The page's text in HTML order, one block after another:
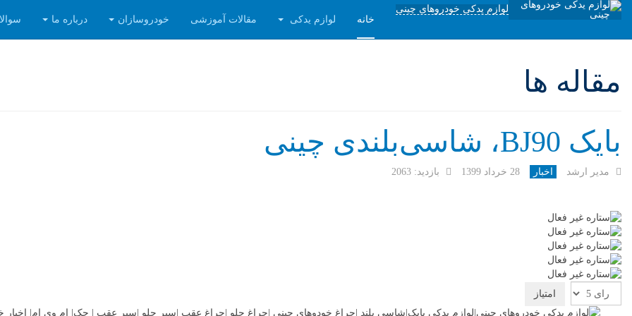
لوازم یدکی خودروهای چینی
خانه
لوازم یدکی مقالات آموزشی خودروسازان درباره ما
مقاله ها
بایک BJ90، شاسی‌بلندی چینی
مدیر ارشد اخبار 28 خرداد 1399 بازدید: 2063
لطفا
رای